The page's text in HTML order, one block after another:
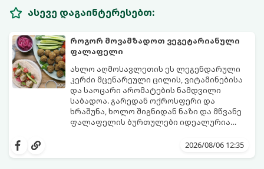
ასევე დაგაინტერესებთ:
როგორ მოვამზადოთ ვეგეტარიანული
ფალაფელი
ახლო აღმოსავლეთის ეს ლეგენდარული
კერძი მცენარეული ცილის, ვიტამინებისა
და საოცარი არომატების ნამდვილი
საბადოა. გარედან ოქროსფერი და
ხრაშუნა, ხოლო შიგნიდან ნაზი და მწვანე
ფალაფელის ბურთულები იდეალურია
სალათებთან ერთად ან ტახინის (სესამის)
მდგომარეობს, რომ გამოიყენება2026/08/06 12:35